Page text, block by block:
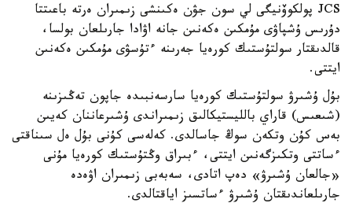
JCS پولكوۆنيگى لي سون جۋن ەكىنشى زىمىران ەرتە باعىتتا
دۇرىس ۇشپاۋى مۇمكىن ەكەنىن جانە اۋادا جارىلعان بولسا،
قالدىقتار سولتۇستىك كورەيا جەرىنە ءتۇسۋى مۇمكىن ەكەنىن
ايتتى.
بۇل ۇشىرۋ سولتۇستىك كورەيا سارسەنبىدە جاپون تەڭىزىنە
(شىعىس) قاراي بالليستيكالىق زىمىراندى ۇشىرعاننان كەيىن
بەس كۇن وتكەن سوڭ جاسالدى. كەلەسى كۇنى بۇل ەل سىناقتى
ءساتتى وتكىزگەنىن ايتتى، ءبىراق وڭتۇستىك كورەيا مۇنى
«جالعان ۇشىرۋ» دەپ اتادى، سەبەبى زىمىران اۋەدە
جارىلعاندىقتان ۇشىرۋ ءساتسىز اياقتالدى.